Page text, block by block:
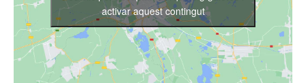
activar aquest contingut